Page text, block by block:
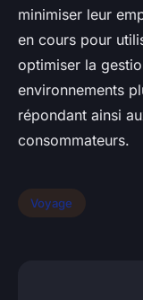
minimiser leur
en cours pour
optimiser la
environnements
répondant ainsi
consommateurs.
Voyage